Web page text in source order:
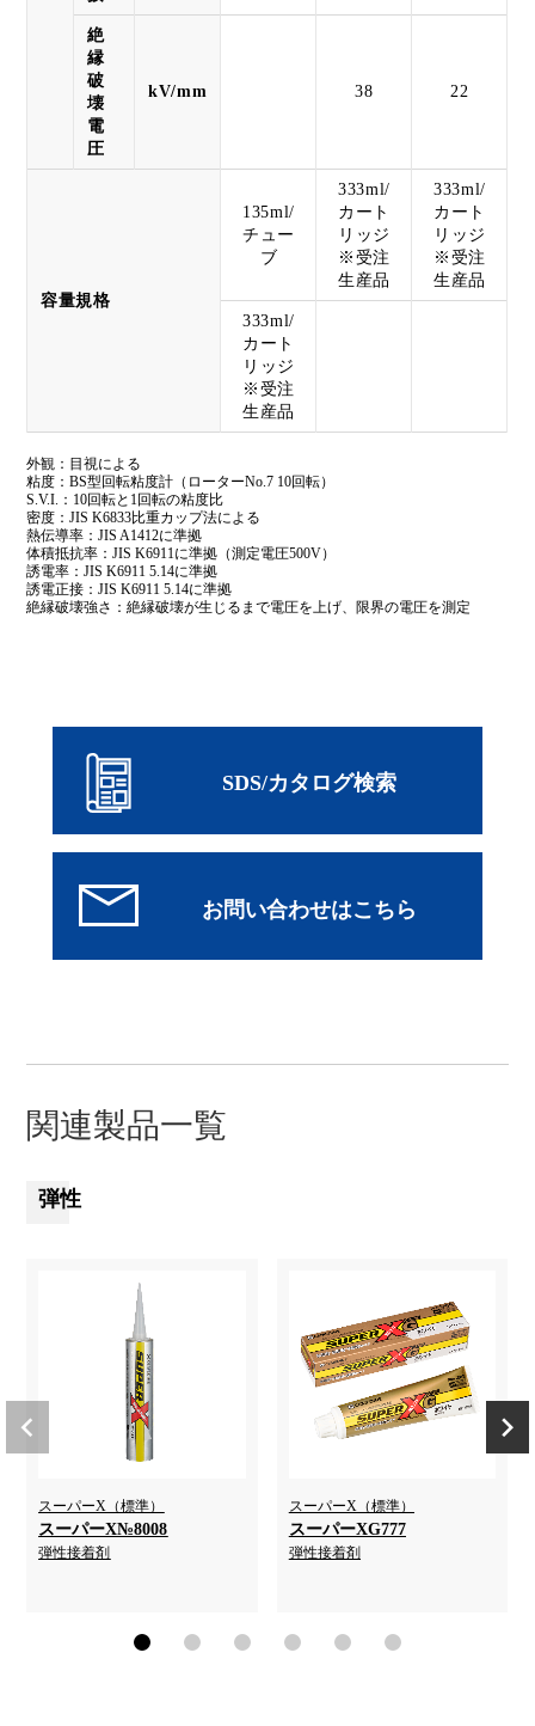
絶
縁
破
壊
電
圧
kV/mm 38 22
容量規格
135ml/
チュー
ブ
333ml/
カート
リッジ
※受注
生産品
333ml/
カート
リッジ
※受注
生産品
333ml/
カート
リッジ
※受注
生産品
外観：目視による
粘度：BS型回転粘度計（ローターNo.7 10回転）
S.V.I.：10回転と1回転の粘度比
密度：JIS K6833比重カップ法による
熱伝導率：JIS A1412に準拠
体積抵抗率：JIS K6911に準拠（測定電圧500V）
誘電率：JIS K6911 5.14に準拠
誘電正接：JIS K6911 5.14に準拠
絶縁破壊強さ：絶縁破壊が生じるまで電圧を上げ、限界の電圧を測定
SDS/カタログ検索
関連製品一覧
弾性
スーパーX（標準）
スーパーX№8008
弾性接着剤
スーパーX（標準）
スーパーXG777
弾性接着剤